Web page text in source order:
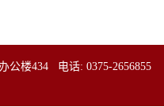
公楼434 电话: 0375-2656855